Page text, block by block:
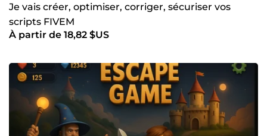
Je vais créer, optimiser, corriger, sécuriser vos
scripts FIVEM
À partir de 18,82 $US